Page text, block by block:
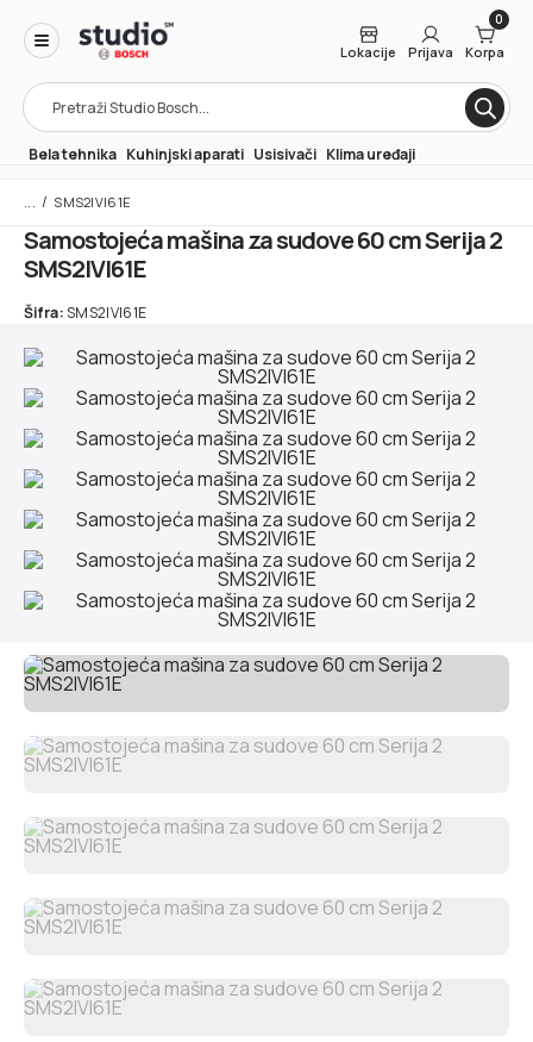
Products
search
Lokacije Prijava
0
Korpa
Bela tehnika Kuhinjski aparati Usisivači Klima uređaji
/ SMS2IVI61E
Samostojeća mašina za sudove 60 cm Serija 2
SMS2IVI61E
Šifra:SMS2IVI61E